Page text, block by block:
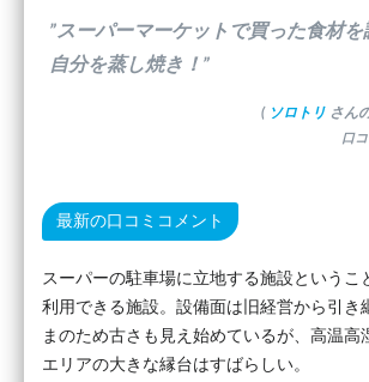
”スーパーマーケットで買った食材
自分を蒸し焼き！”
( ソロトリ さん
口
最新の口コミコメント
スーパーの駐車場に立地する施設というこ
利用できる施設。設備面は旧経営から引き
まのため古さも見え始めているが、高温高
エリアの大きな縁台はすばらしい。